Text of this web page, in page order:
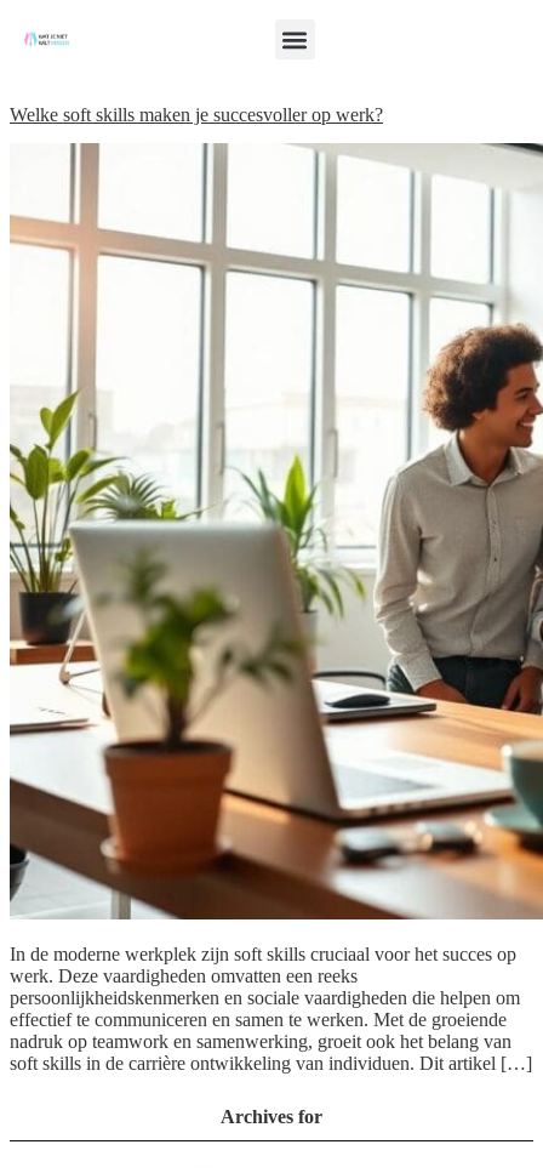
Welke soft skills maken je succesvoller op werk?
In de moderne werkplek zijn soft skills cruciaal voor het succes op
werk. Deze vaardigheden omvatten een reeks
persoonlijkheidskenmerken en sociale vaardigheden die helpen om
effectief te communiceren en samen te werken. Met de groeiende
nadruk op teamwork en samenwerking, groeit ook het belang van
soft skills in de carrière ontwikkeling van individuen. Dit artikel […]
Archives for